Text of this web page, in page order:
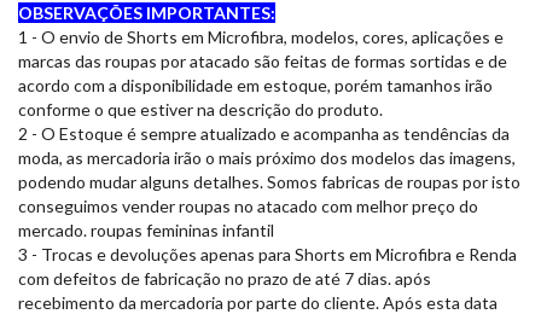
OBSERVAÇÕES IMPORTANTES:
1 - O envio de Shorts em Microfibra, modelos, cores, aplicações e
marcas das roupas por atacado são feitas de formas sortidas e de
acordo com a disponibilidade em estoque, porém tamanhos irão
conforme o que estiver na descrição do produto.
2 - O Estoque é sempre atualizado e acompanha as tendências da
moda, as mercadoria irão o mais próximo dos modelos das imagens,
podendo mudar alguns detalhes. Somos fabricas de roupas por isto
conseguimos vender roupas no atacado com melhor preço do
mercado. roupas femininas infantil
3 - Trocas e devoluções apenas para Shorts em Microfibra e Renda
com defeitos de fabricação no prazo de até 7 dias. após
recebimento da mercadoria por parte do cliente. Após esta data